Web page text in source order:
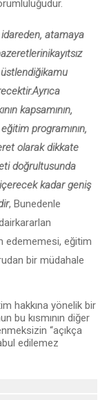
idareden, atamaya
üstlendiğikamu
kapsamının,
pro­gramının,
olarak dikkate
doğrultusunda
kadar geniş
, Bunedenle
edememesi, eğitim
bir müdahale
hakkına yönelik bir
bu kısmının diğer
“açıkça
edilemez